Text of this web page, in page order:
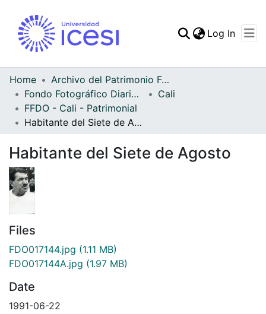
Statistics
Log In
Home
Archivo del Patrimonio Fotográfico y Fílmico del Valle del Cauca
Fondo Fotográfico Diario Occidente
Cali
FFDO - Cali - Patrimonial
Habitante del Siete de Agosto
Habitante del Siete de Agosto
Files
FDO017144.jpg (1.11 MB)
FDO017144A.jpg (1.97 MB)
Date
1991-06-22